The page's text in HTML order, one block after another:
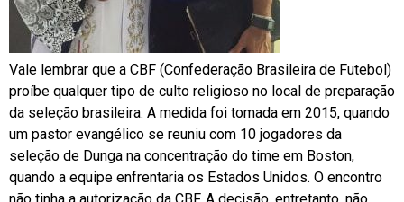
Vale lembrar que a CBF (Confederação Brasileira de Futebol)
proíbe qualquer tipo de culto religioso no local de preparação
da seleção brasileira. A medida foi tomada em 2015, quando
um pastor evangélico se reuniu com 10 jogadores da
seleção de Dunga na concentração do time em Boston,
quando a equipe enfrentaria os Estados Unidos. O encontro